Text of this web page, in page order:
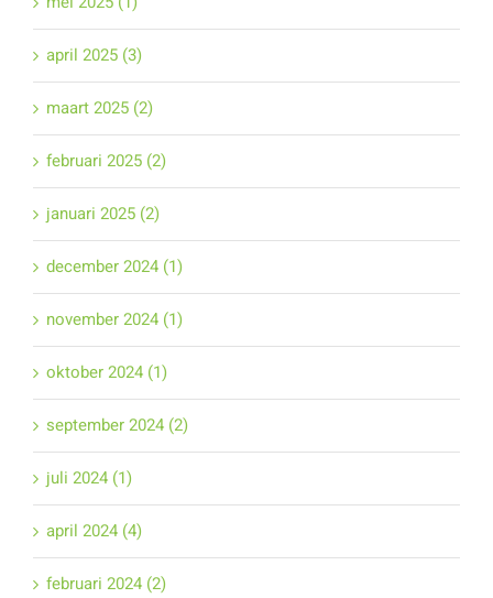
april 2025 (3)
maart 2025 (2)
februari 2025 (2)
januari 2025 (2)
december 2024 (1)
november 2024 (1)
oktober 2024 (1)
september 2024 (2)
juli 2024 (1)
april 2024 (4)
februari 2024 (2)